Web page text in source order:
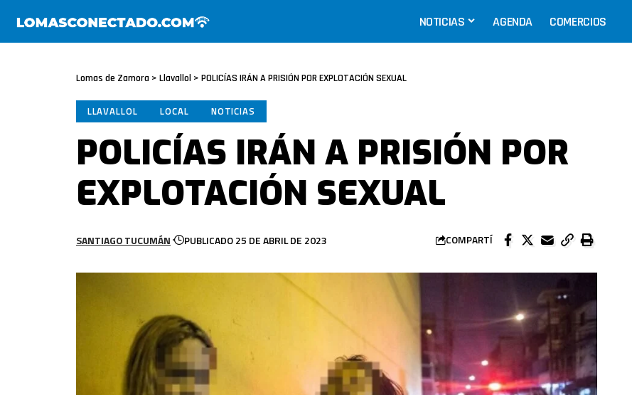
NOTICIAS AGENDA COMERCIOS
Lomas de Zamora > Llavallol > POLICÍAS IRÁN A PRISIÓN POR EXPLOTACIÓN SEXUAL
LLAVALLOL LOCAL NOTICIAS
POLICÍAS IRÁN A PRISIÓN POR
EXPLOTACIÓN SEXUAL
SANTIAGO TUCUMÁN PUBLICADO 25 DE ABRIL DE 2023 COMPARTÍ